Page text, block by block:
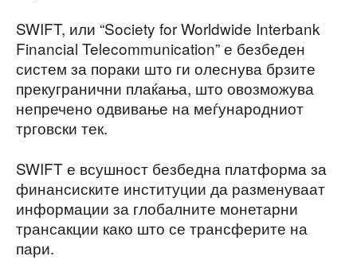
SWIFT, или “Society for Worldwide Interbank
Financial Telecommunication” е безбеден
систем за пораки што ги олеснува брзите
прекугранични плаќања, што овозможува
непречено одвивање на меѓународниот
трговски тек.
SWIFT е всушност безбедна платформа за
финансиските институции да разменуваат
информации за глобалните монетарни
трансакции како што се трансферите на
пари.